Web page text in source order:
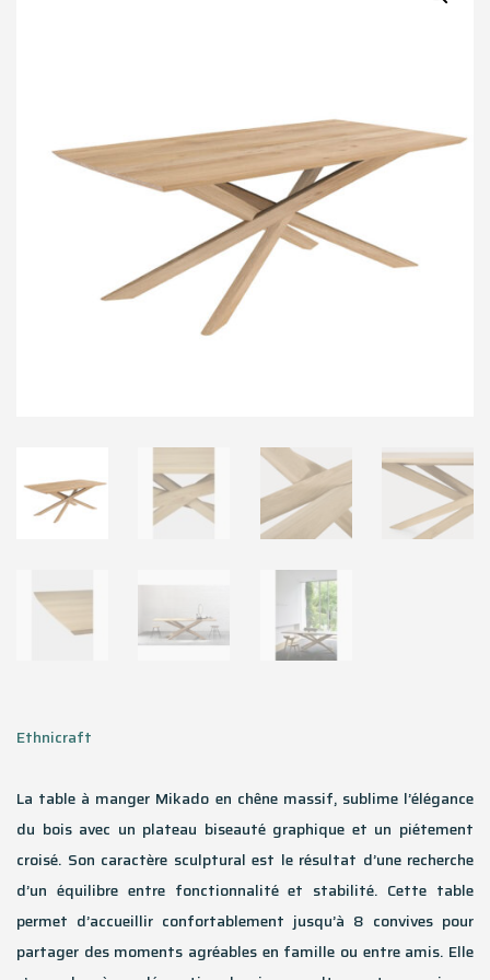
Ethnicraft
La table à manger Mikado en chêne massif, sublime l’élégance
du bois avec un plateau biseauté graphique et un piétement
croisé. Son caractère sculptural est le résultat d’une recherche
d’un équilibre entre fonctionnalité et stabilité. Cette table
permet d’accueillir confortablement jusqu’à 8 convives pour
partager des moments agréables en famille ou entre amis. Elle